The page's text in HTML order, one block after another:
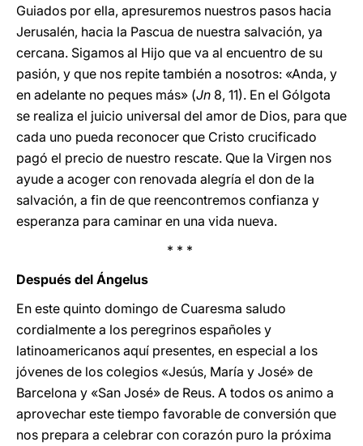
Guiados por ella, apresuremos nuestros pasos hacia
Jerusalén, hacia la Pascua de nuestra salvación, ya
cercana. Sigamos al Hijo que va al encuentro de su
pasión, y que nos repite también a nosotros: «Anda, y
en adelante no peques más» (Jn 8, 11). En el Gólgota
se realiza el juicio universal del amor de Dios, para que
cada uno pueda reconocer que Cristo crucificado
pagó el precio de nuestro rescate. Que la Virgen nos
ayude a acoger con renovada alegría el don de la
salvación, a fin de que reencontremos confianza y
esperanza para caminar en una vida nueva.
* * *
Después del Ángelus
En este quinto domingo de Cuaresma saludo
cordialmente a los peregrinos españoles y
latinoamericanos aquí presentes, en especial a los
jóvenes de los colegios «Jesús, María y José» de
Barcelona y «San José» de Reus. A todos os animo a
aprovechar este tiempo favorable de conversión que
nos prepara a celebrar con corazón puro la próxima